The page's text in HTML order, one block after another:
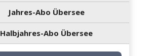
Jahres-Abo Übersee
Halbjahres-Abo Übersee